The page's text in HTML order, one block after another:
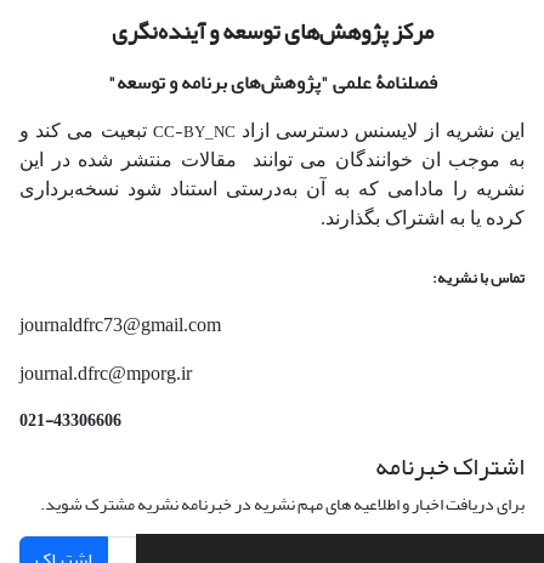
مرکز پژوهش‌های توسعه و آینده‌نگری
فصلنامۀ علمی"پژوهش‌های برنامه و توسعه"
این نشریه از لایسنس دسترسی ازاد CC-BY_NC تبعیت می کند و
به موجب ان خوانندگان می توانند مقالات منتشر شده در این
نشریه را مادامی که به آن‌ به‌درستی استناد شود نسخه‌برداری
کرده یا به اشتراک بگذارند.
تماس با نشریه:
journaldfrc73@gmail.com
journal.dfrc@mporg.ir
021-43306606
اشتراک خبرنامه
برای دریافت اخبار و اطلاعیه های مهم نشریه در خبرنامه نشریه مشترک شوید.